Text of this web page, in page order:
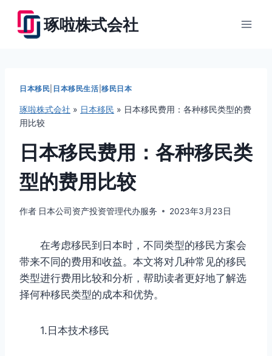
琢啦株式会社
日本移民 日本移民生活 |移民日本
琢啦株式会社 » 日本移民 » 日本移民费用：各种移民类型的费
用比较
日本移民费用：各种移民类
型的费用比较
作者 日本公司资产投资管理代办服务 2023年3月23日
在考虑移民到日本时，不同类型的移民方案会
带来不同的费用和收益。本文将对几种常见的移民
类型进行费用比较和分析，帮助读者更好地了解选
择何种移民类型的成本和优势。
1.日本技术移民